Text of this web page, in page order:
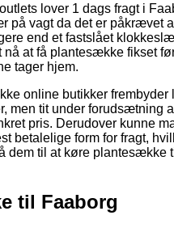
lover 1 dags fragt i
på vagt da det er påkrævet
end et fastslået
nå at få plantesække fikset
tager hjem.
online butikker frembyder
men tit under forudsætning
pris. Derudover kunne
betalelige form for fragt,
dem til at køre plantesække
til Faaborg